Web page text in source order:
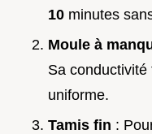
10 minutes
Moule à
Sa
uniforme.
Tamis fin :